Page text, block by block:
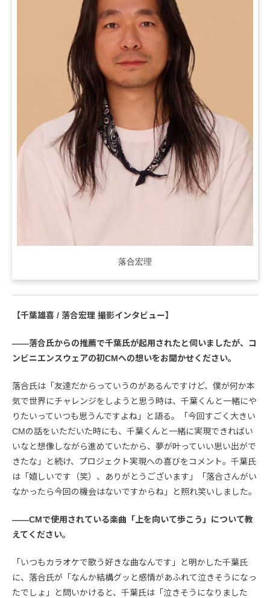
落合宏理
【千葉雄喜 / 落合宏理 撮影インタビュー】
――落合氏からの推薦で千葉氏が起用されたと伺いましたが、コ
ンビニエンスウェアの初CMへの想いをお聞かせください。
落合氏は「友達だからっていうのがあるんですけど、僕が何か本
気で世界にチャレンジをしようと思う時は、千葉くんと一緒にや
りたいっていつも思うんですよね」と語る。「今回すごく大きい
CMの話をいただいた時にも、千葉くんと一緒に実現できればい
いなと想像しながら進めていたから、夢が叶っていい思い出がで
きたな」と続け、プロジェクト実現への喜びをコメント。千葉氏
は「嬉しいです（笑）、ありがとうございます」「落合さんがい
なかったら今回の機会はないですからね」と照れ笑いしました。
――CMで使用されている楽曲「上を向いて歩こう」について教
えてください。
「いつもカラオケで歌う好きな曲なんです」と明かした千葉氏
に、落合氏が「なんか結構グッと感情があふれて泣きそうになっ
たでしょ」と問いかけると、千葉氏は「泣きそうになりました